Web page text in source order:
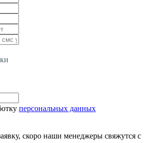
персональных данных
скоро наши менеджеры свяжутся с